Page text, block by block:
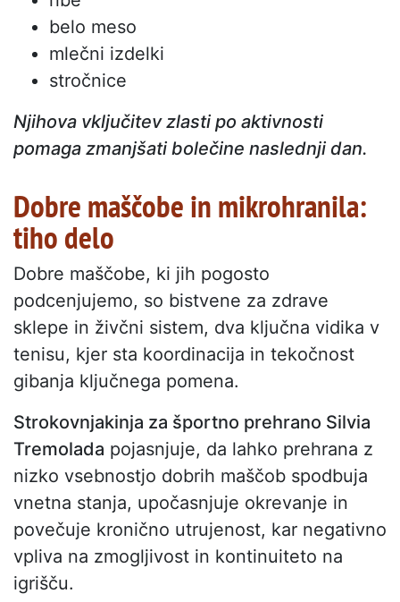
belo meso
mlečni izdelki
stročnice
Njihova vključitev zlasti po aktivnosti
pomaga zmanjšati bolečine naslednji dan.
Dobre maščobe in mikrohranila:
tiho delo
Dobre maščobe, ki jih pogosto
podcenjujemo, so bistvene za zdrave
sklepe in živčni sistem, dva ključna vidika v
tenisu, kjer sta koordinacija in tekočnost
gibanja ključnega pomena.
Strokovnjakinja za športno prehrano Silvia
Tremolada pojasnjuje, da lahko prehrana z
nizko vsebnostjo dobrih maščob spodbuja
vnetna stanja, upočasnjuje okrevanje in
povečuje kronično utrujenost, kar negativno
vpliva na zmogljivost in kontinuiteto na
igrišču.